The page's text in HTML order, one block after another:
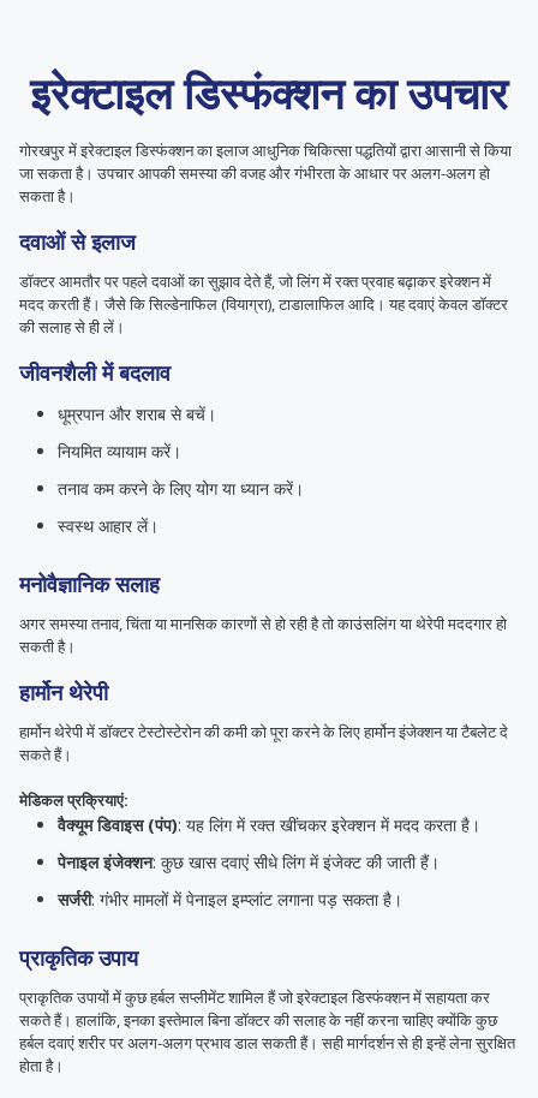
इरेक्टाइल डिस्फंक्शन का उपचार
गोरखपुर में इरेक्टाइल डिस्फंक्शन का इलाज आधुनिक चिकित्सा पद्धतियों द्वारा आसानी से किया
जा सकता है। उपचार आपकी समस्या की वजह और गंभीरता के आधार पर अलग-अलग हो
सकता है।
दवाओं से इलाज
डॉक्टर आमतौर पर पहले दवाओं का सुझाव देते हैं, जो लिंग में रक्त प्रवाह बढ़ाकर इरेक्शन में
मदद करती हैं। जैसे कि सिल्डेनाफिल (वियाग्रा), टाडालाफिल आदि। यह दवाएं केवल डॉक्टर
की सलाह से ही लें।
जीवनशैली में बदलाव
धूम्रपान और शराब से बचें।
नियमित व्यायाम करें।
तनाव कम करने के लिए योग या ध्यान करें।
स्वस्थ आहार लें।
मनोवैज्ञानिक सलाह
अगर समस्या तनाव, चिंता या मानसिक कारणों से हो रही है तो काउंसलिंग या थेरेपी मददगार हो
सकती है।
हार्मोन थेरेपी
हार्मोन थेरेपी में डॉक्टर टेस्टोस्टेरोन की कमी को पूरा करने के लिए हार्मोन इंजेक्शन या टैबलेट दे
सकते हैं।
मेडिकल प्रक्रियाएं:
वैक्यूम डिवाइस (पंप): यह लिंग में रक्त खींचकर इरेक्शन में मदद करता है।
पेनाइल इंजेक्शन: कुछ खास दवाएं सीधे लिंग में इंजेक्ट की जाती हैं।
सर्जरी: गंभीर मामलों में पेनाइल इम्प्लांट लगाना पड़ सकता है।
प्राकृतिक उपाय
प्राकृतिक उपायों में कुछ हर्बल सप्लीमेंट शामिल हैं जो इरेक्टाइल डिस्फंक्शन में सहायता कर
सकते हैं। हालांकि, इनका इस्तेमाल बिना डॉक्टर की सलाह के नहीं करना चाहिए क्योंकि कुछ
हर्बल दवाएं शरीर पर अलग-अलग प्रभाव डाल सकती हैं। सही मार्गदर्शन से ही इन्हें लेना सुरक्षित
होता है।